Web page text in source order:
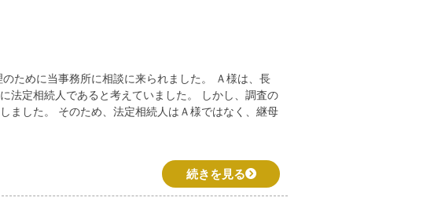
ために当事務所に相談に来られました。 Ａ様は、長
法定相続人であると考えていました。 しかし、調査の
ました。 そのため、法定相続人はＡ様ではなく、継母
続きを見る